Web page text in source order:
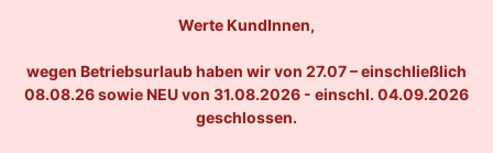
Werte KundInnen,
wegen Betriebsurlaub haben wir von 27.07 – einschließlich
08.08.26 sowie NEU von 31.08.2026 - einschl. 04.09.2026
geschlossen.